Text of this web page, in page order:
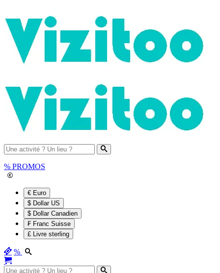
% PROMOS
€ Euro
$ Dollar US
$ Dollar Canadien
₣ Franc Suisse
£ Livre sterling
%